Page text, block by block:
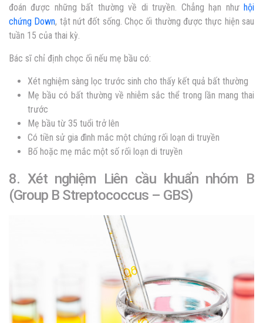
đoán được những bất thường về di truyền. Chẳng hạn như hội
chứng Down, tật nứt đốt sống. Chọc ối thường được thực hiện sau
tuần 15 của thai kỳ.
Bác sĩ chỉ định chọc ối nếu mẹ bầu có:
Xét nghiệm sàng lọc trước sinh cho thấy kết quả bất thường
Mẹ bầu có bất thường về nhiễm sắc thể trong lần mang thai
trước
Mẹ bầu từ 35 tuổi trở lên
Có tiền sử gia đình mắc một chứng rối loạn di truyền
Bố hoặc mẹ mắc một số rối loạn di truyền
8. Xét nghiệm Liên cầu khuẩn nhóm B
(Group B Streptococcus – GBS)